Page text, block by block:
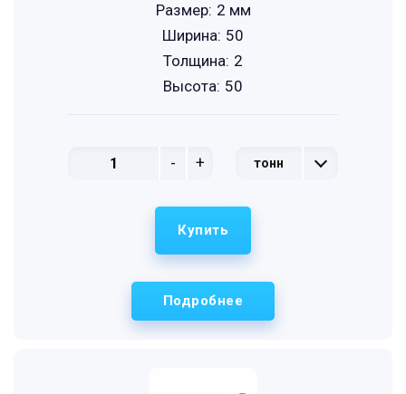
- + тонн
Размер: 2 мм
Ширина: 50
Толщина: 2
Высота: 50
Подробнее
Купить